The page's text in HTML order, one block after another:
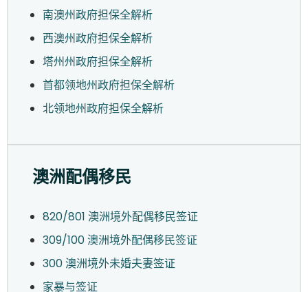
南澳州政府担保全解析
西澳州政府担保全解析
塔州州政府担保全解析
首都领地州政府担保全解析
北领地州政府担保全解析
澳洲配偶移民
820/801 澳洲境外配偶移民签证
309/100 澳洲境外配偶移民签证
300 澳洲境外未婚夫妻签证
家暴与签证